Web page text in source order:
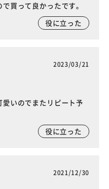
買って良かったです。
役に立った
2023/03/21
いのでまたリピート予
役に立った
2021/12/30